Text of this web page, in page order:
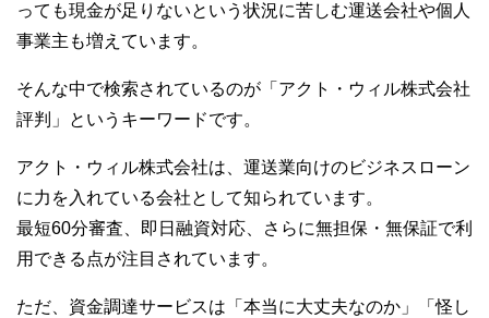
っても現金が足りないという状況に苦しむ運送会社や個人
事業主も増えています。
そんな中で検索されているのが「アクト・ウィル株式会社
評判」というキーワードです。
アクト・ウィル株式会社は、運送業向けのビジネスローン
に力を入れている会社として知られています。
最短60分審査、即日融資対応、さらに無担保・無保証で利
用できる点が注目されています。
ただ、資金調達サービスは「本当に大丈夫なのか」「怪し